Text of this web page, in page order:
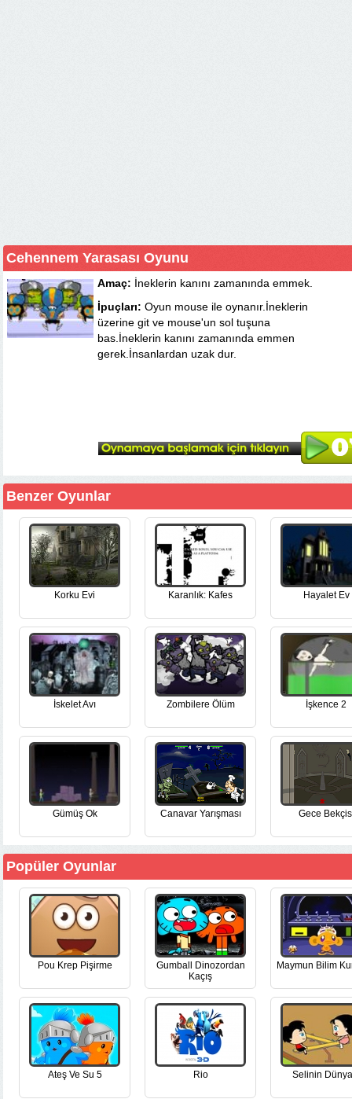
Cehennem Yarasası Oyunu
Amaç: İneklerin kanını zamanında emmek.
İpuçları: Oyun mouse ile oynanır.İneklerin
üzerine git ve mouse'un sol tuşuna
bas.İneklerin kanını zamanında emmen
gerek.İnsanlardan uzak dur.
Benzer Oyunlar
Korku Evi Karanlık: Kafes Hayalet Ev
İskelet Avı Zombilere Ölüm İşkence 2
Gümüş Ok Canavar Yarışması Gece
Popüler Oyunlar
Pou Krep Pişirme
Gumball Dinozordan
Kaçış
Maymun Bilim
Ateş Ve Su 5 Rio Selinin